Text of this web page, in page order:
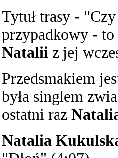
Tytuł trasy -
przypadkowy -
Natalii z jej
Przedsmakiem
była singlem
ostatni raz
Natalia